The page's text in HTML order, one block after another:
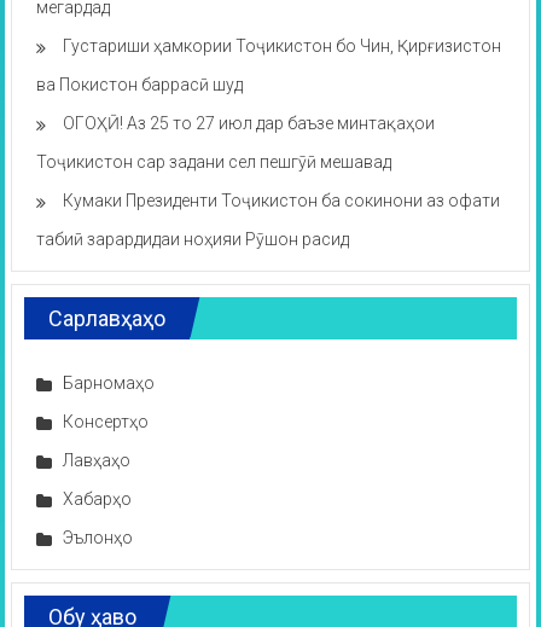
мегардад
Густариши ҳамкории Тоҷикистон бо Чин, Қирғизистон
ва Покистон баррасӣ шуд
ОГОҲӢ! Аз 25 то 27 июл дар баъзе минтақаҳои
Тоҷикистон сар задани сел пешгӯӣ мешавад
Кумаки Президенти Тоҷикистон ба сокинони аз офати
табиӣ зарардидаи ноҳияи Рӯшон расид
Сарлавҳаҳо
Барномаҳо
Консертҳо
Лавҳаҳо
Хабарҳо
Эълонҳо
Обу ҳаво